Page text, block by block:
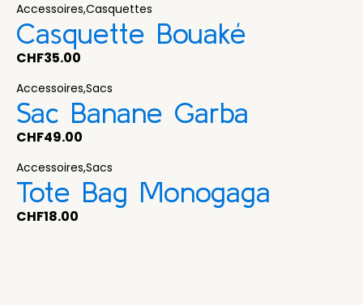
Accessoires,Casquettes
Casquette Bouaké
CHF35.00
Accessoires,Sacs
Sac Banane Garba
CHF49.00
Accessoires,Sacs
Tote Bag Monogaga
CHF18.00